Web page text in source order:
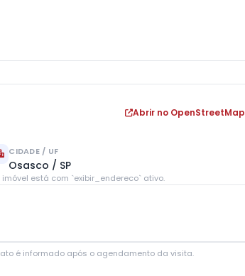
Abrir no OpenStreetMap
CIDADE / UF
Osasco / SP
está com `exibir_endereco` ativo.
é informado após o agendamento da visita.